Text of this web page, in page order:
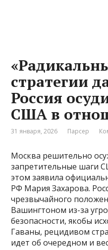
стратегии
Россия
США в
31 января, 2026 Парсер
Москва решительно
запретительные шаги
этом заявила
РФ Мария Захарова.
чрезвычайного
Вашингтоном из-за
безопасности, якобы
Гаваны, рецидивом
идет об очередном и